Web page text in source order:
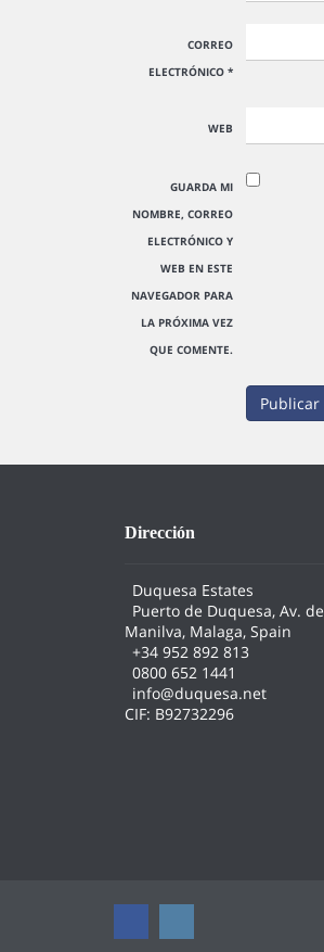
CORREO
ELECTRÓNICO *
WEB
GUARDA MI
NOMBRE, CORREO
ELECTRÓNICO Y
WEB EN ESTE
NAVEGADOR PARA
LA PRÓXIMA VEZ
QUE COMENTE.
Dirección
Duquesa Estates
Puerto de Duquesa, Av.
Manilva, Malaga, Spain
+34 952 892 813
0800 652 1441
info@duquesa.net
CIF: B92732296